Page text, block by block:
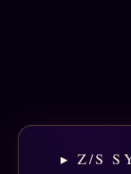
Charte
▸ Z/S